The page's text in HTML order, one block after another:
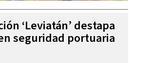
‘Leviatán’ destapa
seguridad portuaria